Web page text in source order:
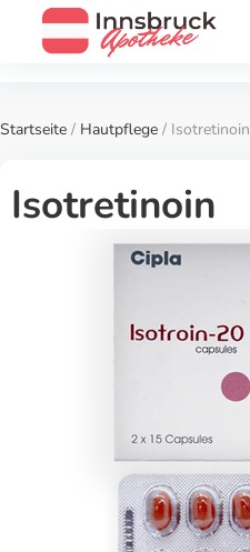
Startseite / Hautpflege / Isotretinoin
Isotretinoin